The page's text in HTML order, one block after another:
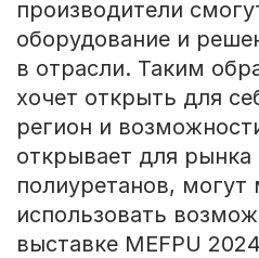
производители
оборудование и
в отрасли. Таким
хочет открыть для
регион и
открывает для
полиуретанов,
использовать
выставке MEFPU